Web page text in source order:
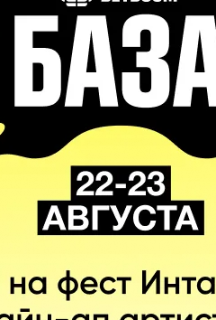
Ю «Siamese.C»
Яджун
Perfect
Лу «Somnus丶M»
Яо
«СТОМ» 18+